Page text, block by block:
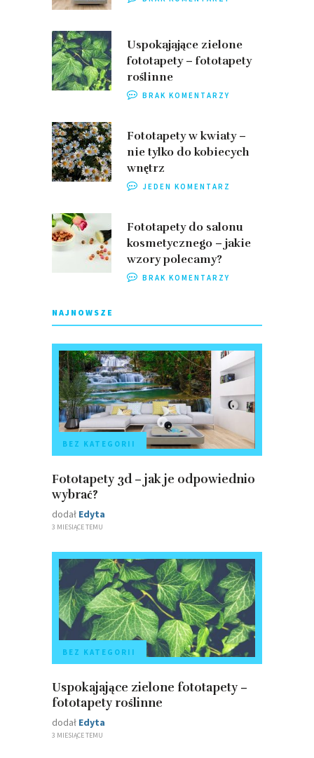
Uspokajające zielone
fototapety – fototapety
roślinne
BRAK KOMENTARZY
Fototapety w kwiaty –
nie tylko do kobiecych
wnętrz
JEDEN KOMENTARZ
Fototapety do salonu
kosmetycznego – jakie
wzory polecamy?
BRAK KOMENTARZY
NAJNOWSZE
BEZ KATEGORII
Fototapety 3d – jak je odpowiednio
wybrać?
dodał Edyta
3 MIESIĄCE TEMU
BEZ KATEGORII
Uspokajające zielone fototapety –
fototapety roślinne
dodał Edyta
3 MIESIĄCE TEMU